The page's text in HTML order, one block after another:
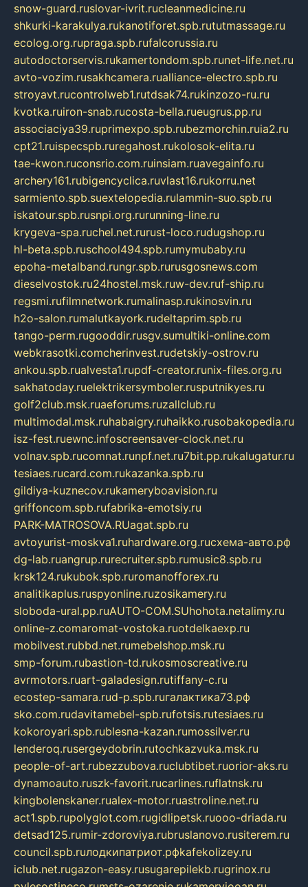
snow-guard.ruslovar-ivrit.rucleanmedicine.ru
shkurki-karakulya.rukanotiforet.spb.rututmassage.ru
ecolog.org.rupraga.spb.rufalcorussia.ru
autodoctorservis.rukamertondom.spb.runet-life.net.ru
avto-vozim.rusakhcamera.rualliance-electro.spb.ru
stroyavt.rucontrolweb1.rutdsak74.rukinzozo-ru.ru
kvotka.ruiron-snab.rucosta-bella.rueugrus.pp.ru
associaciya39.ruprimexpo.spb.rubezmorchin.ruia2.ru
cpt21.ruispecspb.ruregahost.rukolosok-elita.ru
tae-kwon.ruconsrio.com.ruinsiam.ruavegainfo.ru
archery161.rubigencyclica.ruvlast16.rukorru.net
sarmiento.spb.suextelopedia.rulammin-suo.spb.ru
iskatour.spb.rusnpi.org.rurunning-line.ru
krygeva-spa.ruchel.net.rurust-loco.rudugshop.ru
hl-beta.spb.ruschool494.spb.rumymubaby.ru
epoha-metalband.rungr.spb.rurusgosnews.com
dieselvostok.ru24hostel.msk.ruw-dev.ruf-ship.ru
regsmi.rufilmnetwork.rumalinasp.rukinosvin.ru
h2o-salon.rumalutkayork.rudeltaprim.spb.ru
tango-perm.rugooddir.rusgv.sumultiki-online.com
webkrasotki.comcherinvest.rudetskiy-ostrov.ru
ankou.spb.rualvesta1.rupdf-creator.runix-files.org.ru
sakhatoday.ruelektrikersymboler.rusputnikyes.ru
golf2club.msk.ruaeforums.ruzallclub.ru
multimodal.msk.ruhabaigry.ruhaikko.rusobakopedia.ru
isz-fest.ruewnc.infoscreensaver-clock.net.ru
volnav.spb.rucomnat.runpf.net.ru7bit.pp.rukalugatur.ru
tesiaes.rucard.com.rukazanka.spb.ru
gildiya-kuznecov.rukameryboavision.ru
griffoncom.spb.rufabrika-emotsiy.ru
PARK-MATROSOVA.RUagat.spb.ru
avtoyurist-moskva1.ruhardware.org.ruсхема-авто.рф
dg-lab.ruangrup.rurecruiter.spb.rumusic8.spb.ru
krsk124.rukubok.spb.ruromanofforex.ru
analitikaplus.ruspyonline.ruzosikamery.ru
sloboda-ural.pp.ruAUTO-COM.SUhohota.netalimy.ru
online-z.comaromat-vostoka.ruotdelkaexp.ru
mobilvest.rubbd.net.rumebelshop.msk.ru
smp-forum.rubastion-td.rukosmoscreative.ru
avrmotors.ruart-galadesign.rutiffany-c.ru
ecostep-samara.rud-p.spb.ruгалактика73.рф
sko.com.rudavitamebel-spb.rufotsis.rutesiaes.ru
kokoroyari.spb.rublesna-kazan.rumossilver.ru
lenderoq.rusergeydobrin.rutochkazvuka.msk.ru
people-of-art.rubezzubova.ruclubtibet.ruorior-aks.ru
dynamoauto.ruszk-favorit.rucarlines.ruflatnsk.ru
kingbolenskaner.rualex-motor.ruastroline.net.ru
act1.spb.rupolyglot.com.rugidlipetsk.ruooo-driada.ru
detsad125.rumir-zdoroviya.rubruslanovo.rusiterem.ru
council.spb.ruлодкипатриот.рфkafekolizey.ru
iclub.net.rugazon-easy.rusugarepilekb.rugrinox.ru